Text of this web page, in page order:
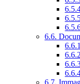
6.6.
6.7.